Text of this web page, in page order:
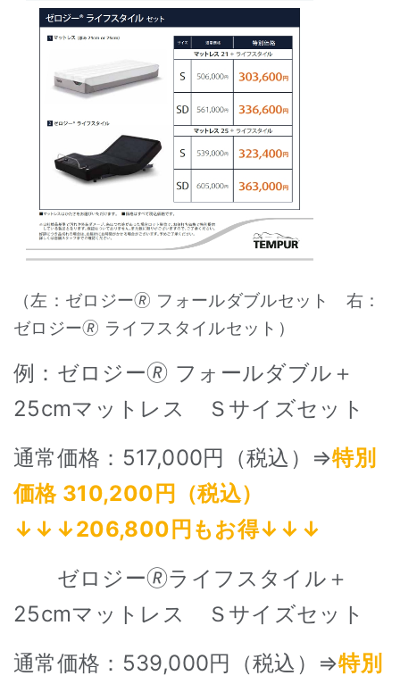
（左：ゼロジー🄬 フォールダブルセット 右：
ゼロジー🄬 ライフスタイルセット）
例：ゼロジー🄬 フォールダブル＋
25cmマットレス Ｓサイズセット
通常価格：517,000円（税込）⇒特別
価格 310,200円（税込）
↓↓↓206,800円もお得↓↓↓
ゼロジー🄬ライフスタイル＋
25cmマットレス Ｓサイズセット
通常価格：539,000円（税込）⇒特別